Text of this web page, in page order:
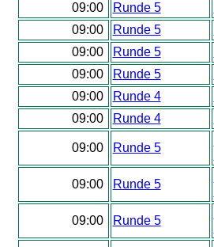
09:00
Runde 5
09:00
Runde 5
09:00
Runde 5
09:00
Runde 5
09:00
Runde 4
09:00
Runde 4
09:00 Runde 5
09:00 Runde 5
09:00 Runde 5